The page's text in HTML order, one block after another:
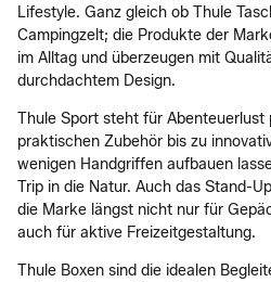
Lifestyle. Ganz gleich ob Thule
Campingzelt; die Produkte der
im Alltag und überzeugen mit
durchdachtem Design.
Thule Sport steht für Abenteuerlust
praktischen Zubehör bis zu
wenigen Handgriffen aufbauen
Trip in die Natur. Auch das Stand-
die Marke längst nicht nur für
auch für aktive Freizeitgestaltung.
Thule Boxen sind die idealen